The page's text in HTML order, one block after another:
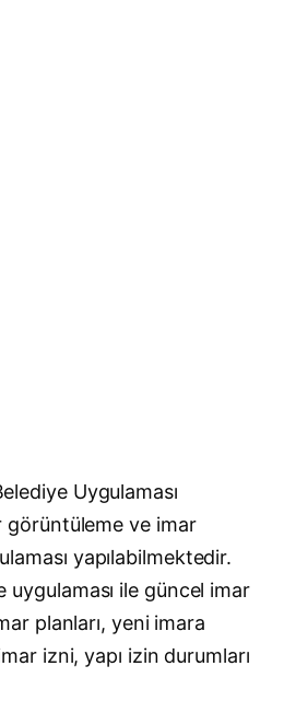
Uygulaması
görüntüleme ve imar
yapılabilmektedir.
uygulaması ile güncel imar
planları, yeni imara
izni, yapı izin durumları